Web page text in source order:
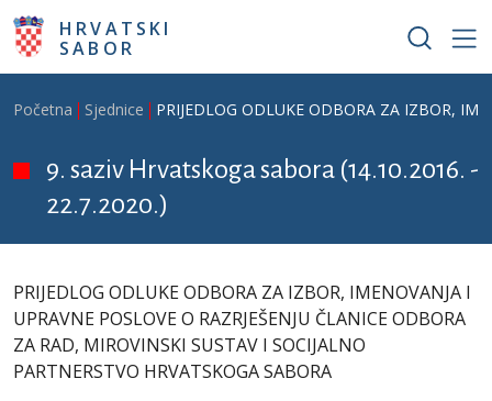
Skoči na glavni sadržaj
HRVATSKI
SABOR
Breadcrumb
Početna Sjednice PRIJEDLOG ODLUKE ODBORA ZA IZBOR,
9. saziv Hrvatskoga sabora (14.10.2016. -
22.7.2020.)
PRIJEDLOG ODLUKE ODBORA ZA IZBOR, IMENOVANJA I
UPRAVNE POSLOVE O RAZRJEŠENJU ČLANICE ODBORA
ZA RAD, MIROVINSKI SUSTAV I SOCIJALNO
PARTNERSTVO HRVATSKOGA SABORA